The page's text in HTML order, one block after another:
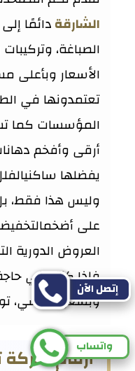
الشارقةدائمًا
الصباغة،
الأسعار وبأعلى
تعتمدونها في
المؤسسات كما
أرقى وأفخم
يفضلها
وليس هذا فقط،
على
العروض الدورية
فإذا كنتم في
وبسعر تنافسي،
أرقام
إتصل الآن
واتساب